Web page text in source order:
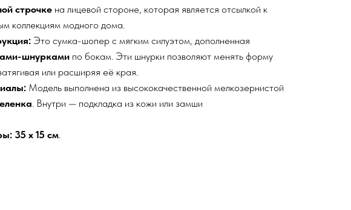
строчке на лицевой стороне, которая является отсылкой к
коллекциям модного дома.
Это сумка-шопер с мягким силуэтом, дополненная
шнурками по бокам. Эти шнурки позволяют менять форму
или расширяя её края.
Модель выполнена из высококачественной мелкозернистой
. Внутри — подкладка из кожи или замши
35 x 15 см